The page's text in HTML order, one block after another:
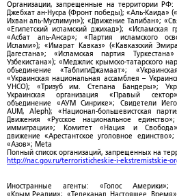
Организации, запрещенные на территории РФ:
Джебхат ан-Нусра (Фронт победы); «Аль-Каида»
Ихван аль-Муслимун»); «Движение Талибан»;
«Египетский исламский джихад»); «Исламская
«Асбат аль-Ансар»; «Партия исламского
Ислами»); «Имарат Кавказ» («Кавказский
Дагестана»; «Исламская партия
Узбекистана»); «Меджлис крымско-татарского
объединение «ТаблигиДжамаат»;
«Украинская национальная ассамблея –
УНСО); «Тризуб им. Степана Бандеры»;
Украинская организация «Правый
объединение «АУМ Синрике»; Свидетели
AUM, Aleph); «Национал-большевистская
Движения «Русское национальное
иммиграции»; Комитет «Нация и
движение «Арестантское уголовное
«Азов»; Meta
Полный список организаций, запрещенных на
http://nac.gov.ru/terroristicheskie-i-ekstremistskie-
Иностранные агенты: «Голос Америки»;
«Крым.Реалии»; «Телеканал Настоящее